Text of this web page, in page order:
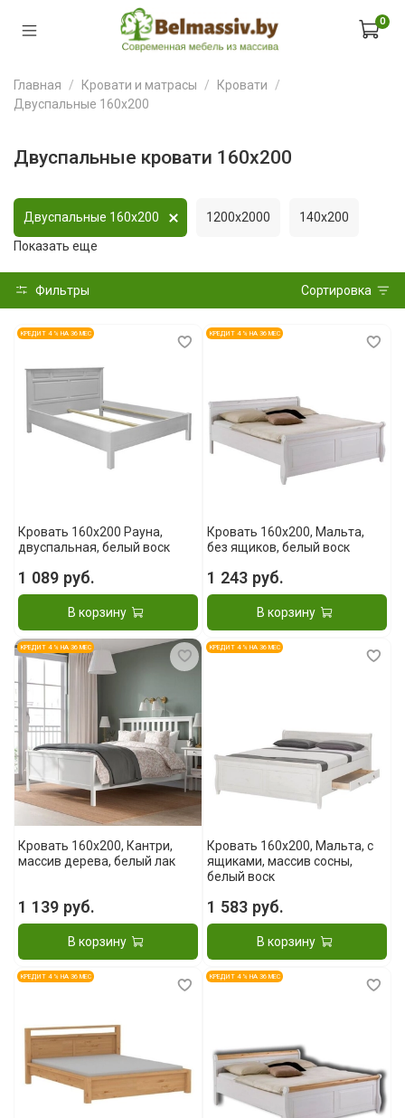
0
Главная Кровати и матрасы
Кровати
Двуспальные 160x200
Двуспальные кровати 160x200
Двуспальные 160x200 1200x2000
140x200
Показать еще
Фильтры Сортировка
КРЕДИТ 4 % НА 36 МЕС
Кровать 160x200 Рауна,
двуспальная, белый воск
1 089 руб.
В корзину
КРЕДИТ 4 % НА 36 МЕС
Кровать 160x200, Мальта,
без ящиков, белый воск
1 243 руб.
В корзину
КРЕДИТ 4 % НА 36 МЕС
Кровать 160x200, Кантри,
массив дерева, белый лак
1 139 руб.
В корзину
КРЕДИТ 4 % НА 36 МЕС
Кровать 160x200, Мальта, с
ящиками, массив сосны,
белый воск
1 583 руб.
В корзину
КРЕДИТ 4 % НА 36 МЕС КРЕДИТ 4 % НА 36 МЕС